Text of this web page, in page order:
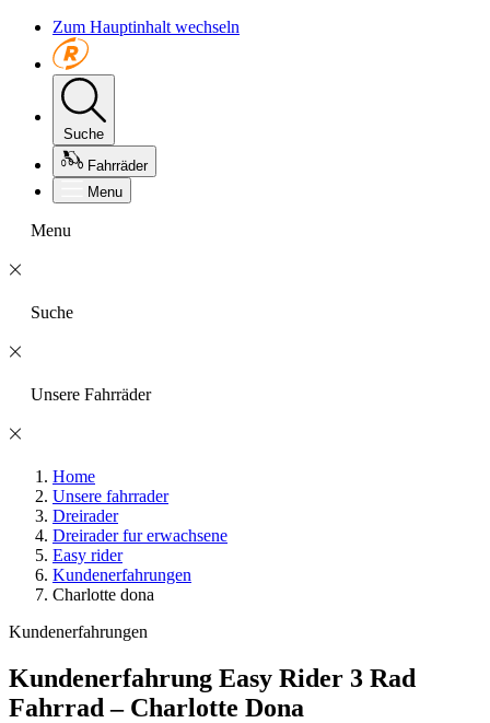
Zum Hauptinhalt wechseln
Suche
Fahrräder
Menu
Menu
Suche
Unsere Fahrräder
Home
Unsere fahrrader
Dreirader
Dreirader fur erwachsene
Easy rider
Kundenerfahrungen
Charlotte dona
Kundenerfahrungen
Kundenerfahrung Easy Rider 3 Rad
Fahrrad – Charlotte Dona